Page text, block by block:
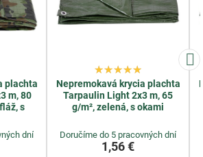
plachta
m, 80
s
dní
Nepremokavá krycia plachta
Tarpaulin Light 2x3 m, 65
g/m², zelená, s okami
Doručíme do 5 pracovných dní
1,56 €